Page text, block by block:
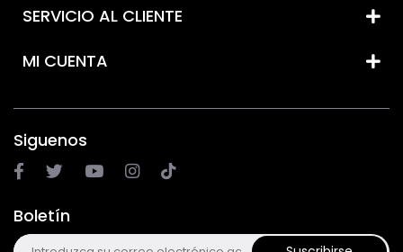
SERVICIO AL CLIENTE
MI CUENTA
Siguenos
Boletín